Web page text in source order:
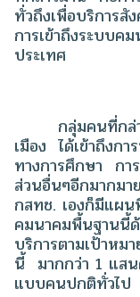
ทั่วถึงเพื่อบริการสั
การเข้าถึงระบบ
ประเทศ
กลุ่มคนที่กล่าว
เมือง ได้เข้าถึงก
ทางการศึกษา กา
ส่วนอื่นๆอีกมากม
กสทช. เองก็มีแผ
คมนาคมพื้นฐานนี้
บริการตามเป้าห
นี้ มากกว่า 1 แสน
แบบคนปกติทั่วไป